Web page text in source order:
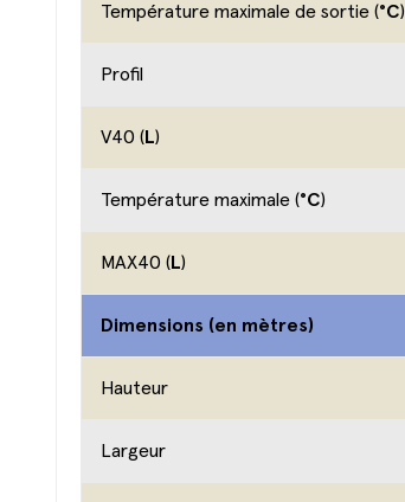
Température maximale de sortie (°C)
Profil
V40 (L)
Température maximale (°C)
MAX40 (L)
Dimensions (en mètres)
Hauteur
Largeur